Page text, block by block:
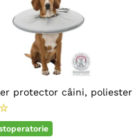
protector câini, poliester
☆